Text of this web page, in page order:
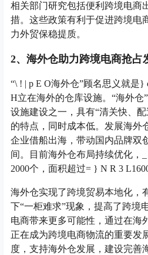
相关部门研究包括便利跨境电商
措。这些政策有利于促进跨境电
力外贸保稳提质。
2、海外仓助力跨境电商抢占
“\ ! | p E O海外仓”顾名思义就是}
H立在海外的仓库设施。“海外仓
设施建设之一，具有“清关快、
的特点，同时成本低。发展海外
企业借船出海，带动国内品牌双
间。目前海外仓布局持续优化，
2000个，面积超过= } N R 3 L
海外仓实现了跨境贸易本地化，
下“一柜难求”现象，提高了跨境
电商带来更多可能性，通过在海
正在成为跨境电商物流的重要发
度，支持海外仓发展，建设完善